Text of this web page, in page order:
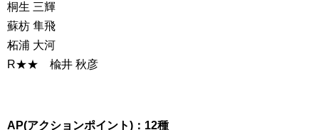
桐生 三輝
蘇枋 隼飛
柘浦 大河
R★★ 楡井 秋彦
AP(アクションポイント)：12種